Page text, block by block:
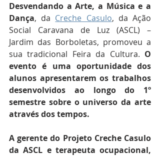
Desvendando a Arte, a Música e a
Dança, da Creche Casulo, da Ação
Social Caravana de Luz (ASCL) –
Jardim das Borboletas, promoveu a
sua tradicional Feira da Cultura. O
evento é uma oportunidade dos
alunos apresentarem os trabalhos
desenvolvidos ao longo do 1º
semestre sobre o universo da arte
através dos tempos.
A gerente do Projeto Creche Casulo
da ASCL e terapeuta ocupacional,